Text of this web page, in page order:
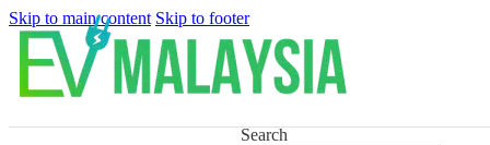
Skip to main content Skip to footer
Search